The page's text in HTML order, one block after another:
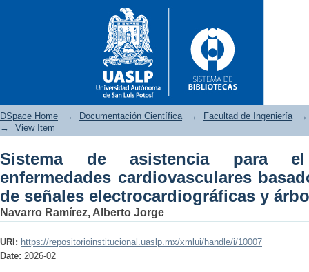
Sistema de asistencia
basado en procesamiento de
DSpace Home → Documentación Científica → Facultad de Ingeniería
→
→
View Item
Sistema de asistencia para
enfermedades cardiovasculares
de señales electrocardiográficas y
Navarro Ramírez, Alberto Jorge
URI: https://repositorioinstitucional.uaslp.mx/xmlui/handle/i/10007
Date: 2026-02